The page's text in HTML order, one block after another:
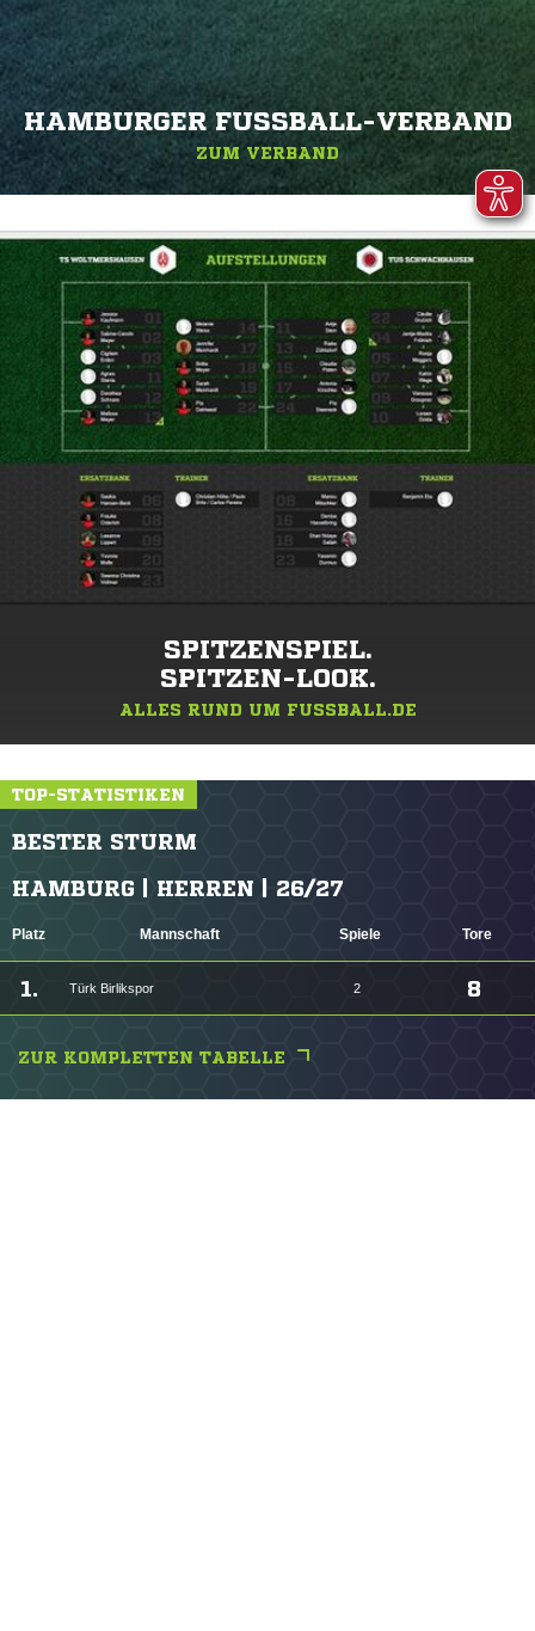
HAMBURGER FUSSBALL-VERBAND
ZUM VERBAND
SPITZENSPIEL.
SPITZEN-LOOK.
ALLES RUND UM FUSSBALL.DE
TOP-STATISTIKEN
BESTER STURM
HAMBURG | HERREN | 26/27
Platz Mannschaft Spiele Tore
1. Türk Birlikspor 2 8
ZUR KOMPLETTEN TABELLE